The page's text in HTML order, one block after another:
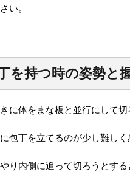
い。
を持つ時の姿勢と
に体をまな板と並行にして切
包丁を立てるのが少し難しく
り内側に追って切ろうとす